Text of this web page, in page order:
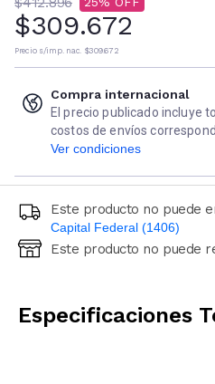
$309.672
Precio s/imp. nac. $309.672
Compra internacional
El precio publicado incluye
costos de envíos
Ver condiciones
Este producto no puede
Capital Federal (1406)
Ingresá código postal (sólo
Este producto no puede
Especificaciones